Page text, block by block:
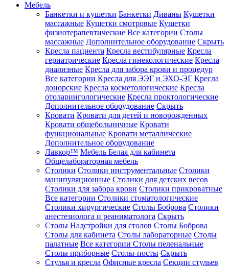
Мебель
Банкетки и кушетки Банкетки Диваны Кушетки
массажные Кушетки смотровые Кушетки
физиотерапевтические Все категории Столы
массажные Дополнительное оборудование Скрыть
Кресла пациента Кресла вестибулярные Кресла
гериатрические Кресла гинекологические Кресла
диализные Кресла для забора крови и процедур
Все категории Кресла для ЭЭГ и ЭХО-ЭГ Кресла
донорские Кресла косметологические Кресла
отоларингологические Кресла проктологические
Дополнительное оборудование Скрыть
Кровати Кровати для детей и новорожденных
Кровати общебольничные Кровати
функциональные Кровати металлические
Дополнительное оборудование
Лавкор™ Мебель Белая для кабинета
Общелабораторная мебель
Столики Столики инструментальные Столики
манипуляционные Столики для детских весов
Столики для забора крови Столики прикроватные
Все категории Столики стоматологические
Столики хирургические Столы Боброва Столики
анестезиолога и реаниматолога Скрыть
Столы Надстройки для столов Столы Боброва
Столы для кабинета Столы лабораторные Столы
палатные Все категории Столы пеленальные
Столы приборные Столы-посты Скрыть
Стулья и кресла Офисные кресла Секции стульев